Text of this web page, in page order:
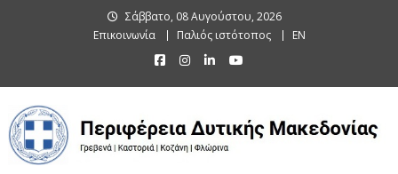
Σάββατο, 08 Αυγούστου, 2026
Επικοινωνία
Παλιός ιστότοπος EN